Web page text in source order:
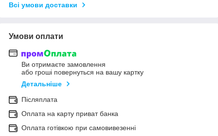
Всі умови доставки
Умови оплати
Ви отримаєте замовлення
або гроші повернуться на вашу картку
Детальніше
Післяплата
Оплата на карту приват банка
Оплата готівкою при самовивезенні